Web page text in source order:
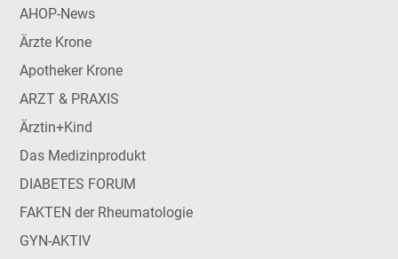
AHOP-News
Ärzte Krone
Apotheker Krone
ARZT & PRAXIS
Ärztin+Kind
Das Medizinprodukt
DIABETES FORUM
FAKTEN der Rheumatologie
GYN-AKTIV